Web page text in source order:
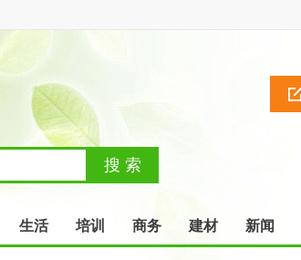
生活 培训 商务 建材 新闻